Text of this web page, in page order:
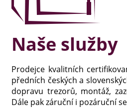
Naše služby
Prodejce kvalitních
předních českých a
dopravu trezorů, montáž,
Dále pak záruční i pozáruční